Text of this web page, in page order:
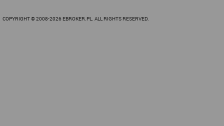
COPYRIGHT © 2008-2026 EBROKER.PL. ALL RIGHTS RESERVED.
zapewnienia bezpieczeństwa, czyli wsparcie